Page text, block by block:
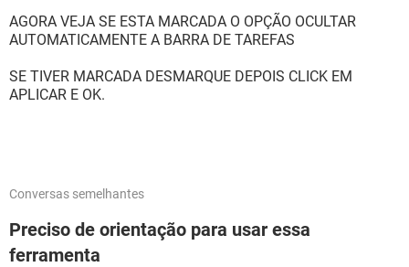
AGORA VEJA SE ESTA MARCADA O OPÇÃO OCULTAR
AUTOMATICAMENTE A BARRA DE TAREFAS
SE TIVER MARCADA DESMARQUE DEPOIS CLICK EM
APLICAR E OK.
Conversas semelhantes
Preciso de orientação para usar essa
ferramenta